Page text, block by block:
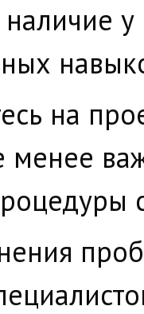
наличие
на
менее